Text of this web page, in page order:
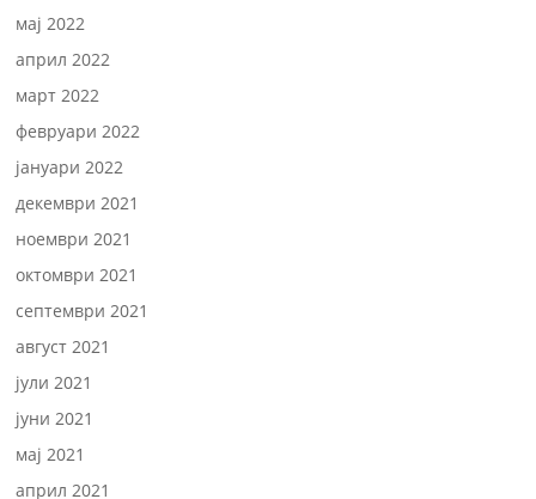
мај 2022
април 2022
март 2022
февруари 2022
јануари 2022
декември 2021
ноември 2021
октомври 2021
септември 2021
август 2021
јули 2021
јуни 2021
мај 2021
април 2021